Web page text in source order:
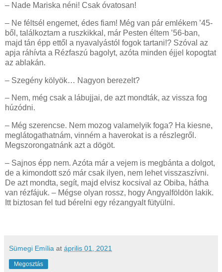
– Nade Mariska néni! Csak óvatosan!
– Ne féltsél engemet, édes fiam! Még van pár emlékem ’45-
ből, találkoztam a ruszkikkal, már Pesten éltem ’56-ban,
majd tán épp ettől a nyavalyástól fogok tartani!? Szóval az
apja ráhívta a Rézfaszú bagolyt, azóta minden éjjel kopogtat
az ablakán.
– Szegény kölyök… Nagyon berezelt?
– Nem, még csak a lábujjai, de azt mondták, az vissza fog
húzódni.
– Még szerencse. Nem mozog valamelyik foga? Ha kiesne,
meglátogathatnám, vinném a haverokat is a részlegről.
Megszorongatnánk azt a dögöt.
– Sajnos épp nem. Azóta már a vejem is megbánta a dolgot,
de a kimondott szó már csak ilyen, nem lehet visszaszívni.
De azt mondta, segít, majd elvisz kocsival az Obiba, hátha
van rézfájuk. – Mégse olyan rossz, hogy Angyalföldön lakik.
Itt biztosan fel tud bérelni egy rézangyalt fütyülni.
Sümegi Emília at április 01, 2021
Megosztás